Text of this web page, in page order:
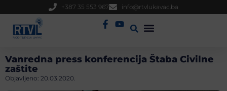
+387 35 553 967 info@rtvlukavac.ba
Vanredna press konferencija Štaba Civilne
zaštite
Objavljeno: 20.03.2020.